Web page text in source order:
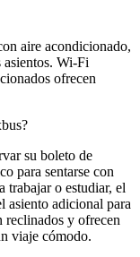
aire acondicionado,
Wi-Fi
ofrecen
su boleto de
para sentarse con
trabajar o estudiar, el
asiento adicional para
reclinados y ofrecen
viaje cómodo.